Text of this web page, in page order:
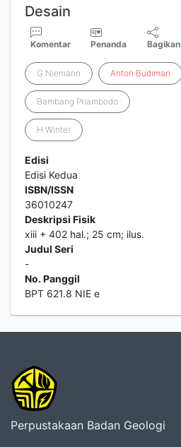
Desain
Komentar Penanda Bagikan
G Niemann Anton Budiman
Bambang Priambodo
H Winter
Edisi
Edisi Kedua
ISBN/ISSN
36010247
Deskripsi Fisik
xiii + 402 hal.; 25 cm; ilus.
Judul Seri
-
No. Panggil
BPT 621.8 NIE e
Perpustakaan Badan Geologi